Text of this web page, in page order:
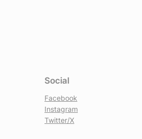
Social
Facebook
Instagram
Twitter/X